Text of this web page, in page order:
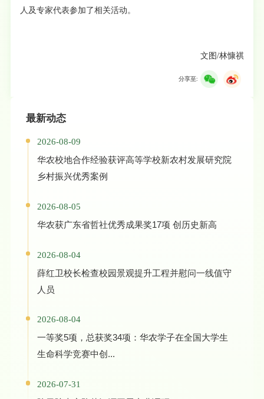
人及专家代表参加了相关活动。
文图/林慷祺
分享至:
最新动态
2026-08-09
华农校地合作经验获评高等学校新农村发展研究院
乡村振兴优秀案例
2026-08-05
华农获广东省哲社优秀成果奖17项 创历史新高
2026-08-04
薛红卫校长检查校园景观提升工程并慰问一线值守
人员
2026-08-04
一等奖5项，总获奖34项：华农学子在全国大学生
生命科学竞赛中创...
2026-07-31